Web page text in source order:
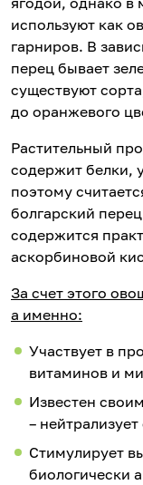
используют как
гарниров. В
перец бывает
существуют
до оранжевого
Растительный
содержит белки,
поэтому
болгарский
содержится
аскорбиновой
За счет этого
а именно:
Участвует в
витаминов и
Известен
–
Стимулирует
биологически